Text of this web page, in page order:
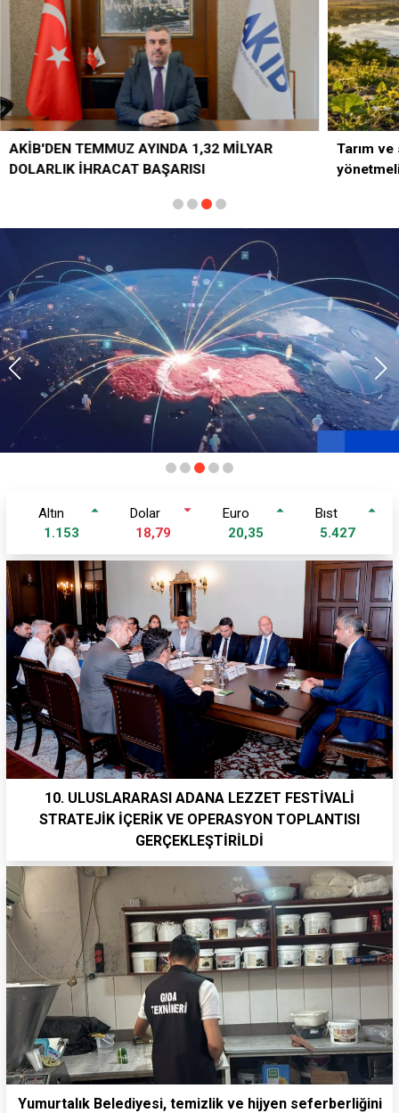
Tarım ve su havzalarında yeni dönem! Kritik
yönetmelik değişiklikleri 'Resmi'leşti
altin
1.153
dolar
18,79
euro
20,35
bist
5.427
10. ULUSLARARASI ADANA LEZZET FESTİVALİ
STRATEJİK İÇERİK VE OPERASYON TOPLANTISI
GERÇEKLEŞTİRİLDİ
Yumurtalık Belediyesi, temizlik ve hijyen seferberliğini